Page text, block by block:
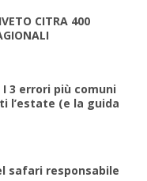
CITRA 400
3 errori più comuni
l’estate (e la guida
safari responsabile